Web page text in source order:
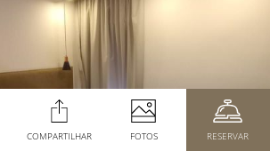
COMPARTILHAR FOTOS RESERVAR